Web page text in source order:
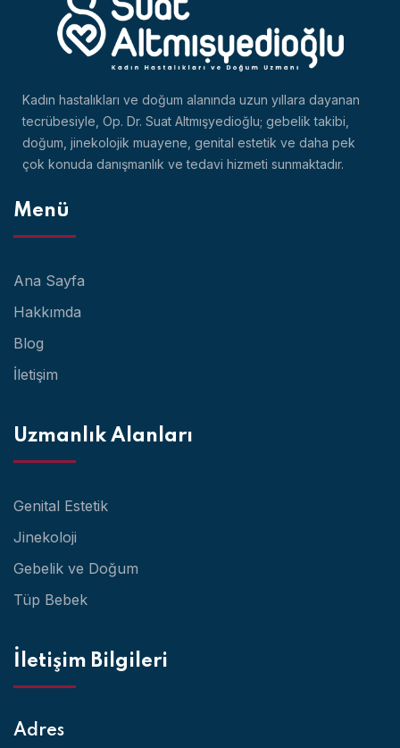
Kadın hastalıkları ve doğum alanında uzun yıllara dayanan
tecrübesiyle, Op. Dr. Suat Altmışyedioğlu; gebelik takibi,
doğum, jinekolojik muayene, genital estetik ve daha pek
çok konuda danışmanlık ve tedavi hizmeti sunmaktadır.
Menü
Ana Sayfa
Hakkımda
Blog
İletişim
Uzmanlık Alanları
Genital Estetik
Jinekoloji
Gebelik ve Doğum
Tüp Bebek
İletişim Bilgileri
Adres